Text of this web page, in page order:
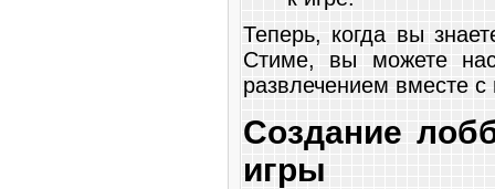
Теперь, когда вы
Стиме, вы можете
развлечением вместе
Создание
игры